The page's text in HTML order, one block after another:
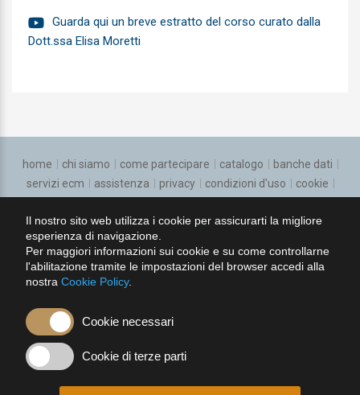
Il nostro sito web utilizza i cookie per assicurarti la migliore
esperienza di navigazione.
Per maggiori informazioni sui cookie e su come controllarne
l'abilitazione tramite le impostazioni del browser accedi alla
nostra Cookie Policy.
Cookie necessari
Cookie di terze parti
Chirurgia pediatrica
Continuita assistenziale
Cure Palliative
Dermatologia e venereologia
Direzione medica di presidio ospedaliero
Endocrinologia
Epidemiologia
Guarda qui un breve estratto del corso curato dalla
Dott.ssa Elisa Moretti
home chi siamo come partecipare catalogo
banche dati
servizi ecm
assistenza privacy condizioni d'uso
cookie
seguici su:
PhisioVit S.r.l. Via Treviso, 44-50 01100 Viterbo (VT)